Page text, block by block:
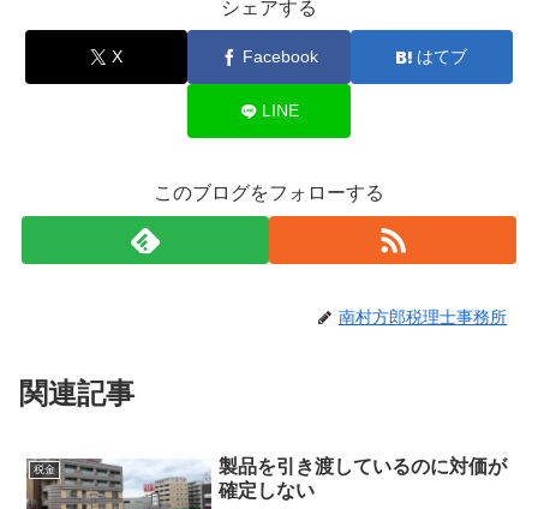
シェアする
X Facebook はてブ
LINE
このブログをフォローする
南村方郎税理士事務所
関連記事
税金
製品を引き渡しているのに対価が
確定しない